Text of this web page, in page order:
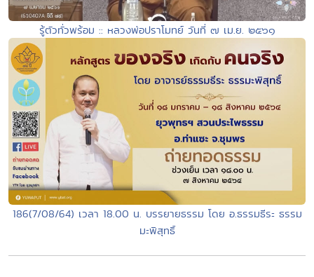
รู้ตัวทั่วพร้อม :: หลวงพ่อปราโมทย์ วันที่ ๗ เม.ย. ๒๕๖๑
186(7/08/64) เวลา 18.00 น. บรรยายธรรม โดย อ.ธรรมธีระ ธรรม
มะพิสุทธิ์